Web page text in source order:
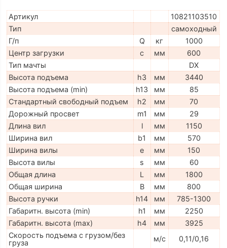
Артикул
10821103510
Тип
самоходный
Г/п
Q кг
1000
Центр загрузки
c мм
600
Тип мачты
DX
Высота подъема
h3 мм
3440
Высота подъема (min)
h13 мм
85
Стандартный свободный подъем
h2 мм
70
Дорожный просвет
m1 мм
29
Длина вил
l мм
1150
Ширина вил
b1 мм
570
Ширина вилы
e мм
150
Высота вилы
s мм
60
Общая длина
L мм
1800
Общая ширина
B мм
800
Высота ручки
h14 мм
785-1300
Габаритн. высота (min)
h1 мм
2250
Габаритн. высота (max)
h4 мм
3925
Скорость подъема с грузом/без
груза
м/с
0,11/0,16